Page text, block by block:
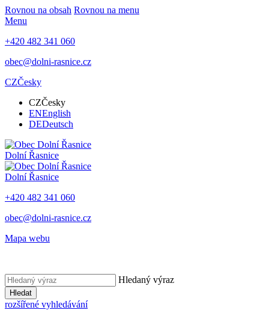
Rovnou na obsah Rovnou na menu
Menu
+420 482 341 060
obec@dolni-rasnice.cz
CZČesky
CZČesky
ENEnglish
DEDeutsch
Dolní Řasnice
Dolní Řasnice
+420 482 341 060
obec@dolni-rasnice.cz
Mapa webu
Hledaný výraz
Hledat
rozšířené vyhledávání